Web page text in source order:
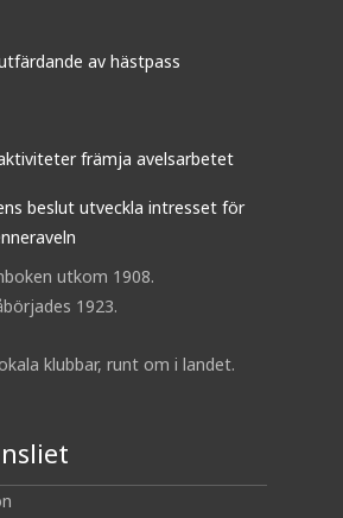
av hästpass
främja avelsarbetet
beslut utveckla intresset för
utkom 1908.
1923.
klubbar, runt om i landet.